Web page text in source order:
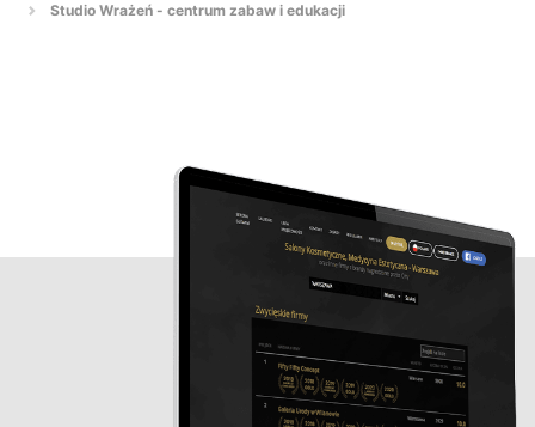
Studio Wrażeń - centrum zabaw i edukacji